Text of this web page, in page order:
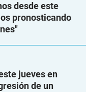
desde este
pronosticando
jueves en
de un